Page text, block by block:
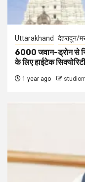
Uttarakhand देहरादून/
6000 जवान-ड्रोन से
के लिए हाईटेक सिक्योरिटी
1 year ago